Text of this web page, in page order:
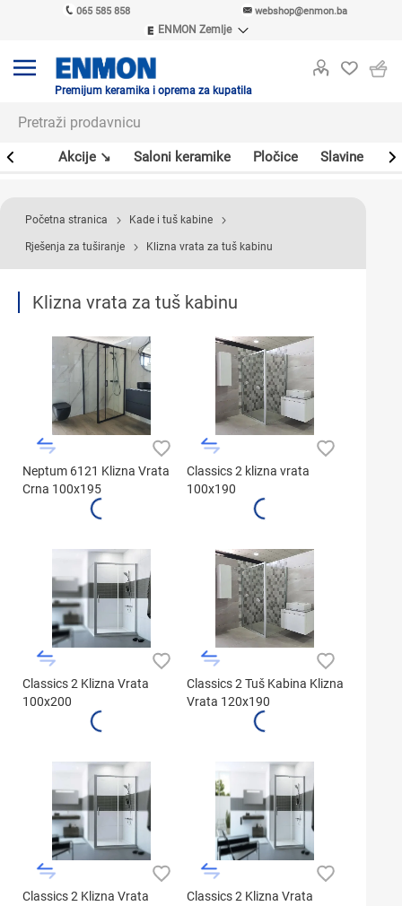
065 585 858 webshop@enmon.ba
ENMON Zemlje
ENMON MKD
Premijum keramika i oprema za kupatila
Akcije ↘ Saloni keramike Pločice Slavine
Početna stranica Kade i tuš kabine
Rješenja za tuširanje Klizna vrata za tuš kabinu
Klizna vrata za tuš kabinu
Neptum 6121 Klizna Vrata
Crna 100x195
Classics 2 klizna vrata
100x190
Classics 2 Klizna Vrata
100x200
Classics 2 Tuš Kabina Klizna
Vrata 120x190
Classics 2 Klizna Vrata
Classics 2 Klizna Vrata